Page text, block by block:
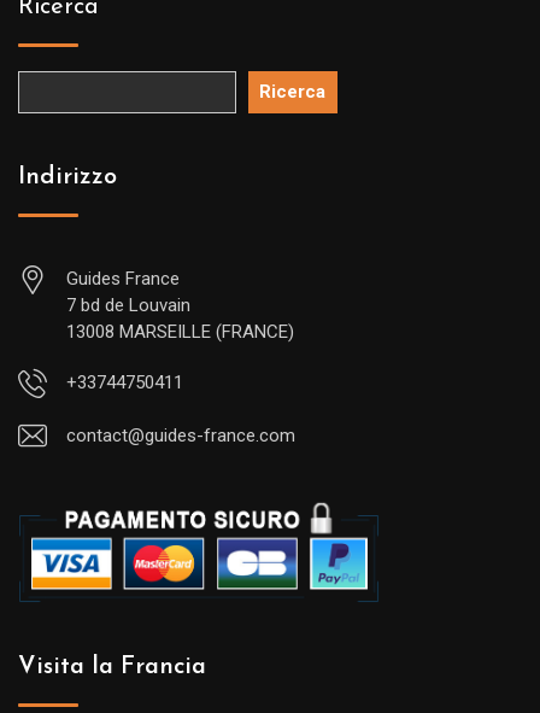
Ricerca
Ricerca
Indirizzo
Guides France
7 bd de Louvain
13008 MARSEILLE (FRANCE)
+33744750411
contact@guides-france.com
Visita la Francia